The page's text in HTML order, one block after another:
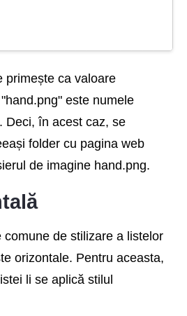
primește ca valoare
este numele
Deci, în acest caz, se
folder cu pagina web
de imagine hand.png.
comune de stilizare a listelor
orizontale. Pentru aceasta,
li se aplică stilul